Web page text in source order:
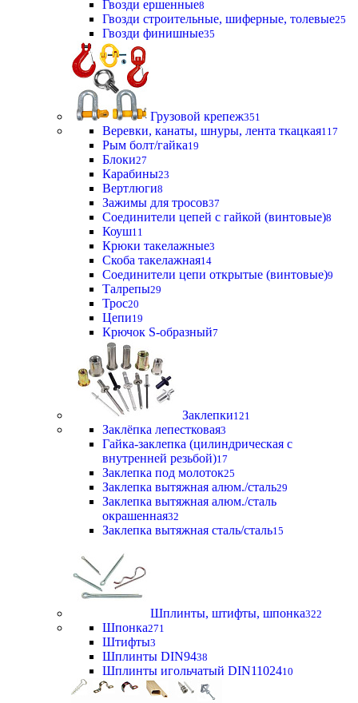
Гвозди ершенные8
Гвозди строительные, шиферные, толевые25
Гвозди финишные35
Грузовой крепеж351
Веревки, канаты, шнуры, лента ткацкая117
Рым болт/гайка19
Блоки27
Карабины23
Вертлюги8
Зажимы для тросов37
Соединители цепей с гайкой (винтовые)8
Коуш11
Крюки такелажные3
Скоба такелажная14
Соединители цепи открытые (винтовые)9
Талрепы29
Трос20
Цепи19
Крючок S-образный7
Заклепки121
Заклёпка лепестковая3
Гайка-заклепка (цилиндрическая с
внутренней резьбой)17
Заклепка под молоток25
Заклепка вытяжная алюм./сталь29
Заклепка вытяжная алюм./сталь
окрашенная32
Заклепка вытяжная сталь/сталь15
Шплинты, штифты, шпонка322
Шпонка271
Штифты3
Шплинты DIN9438
Шплинты игольчатый DIN1102410